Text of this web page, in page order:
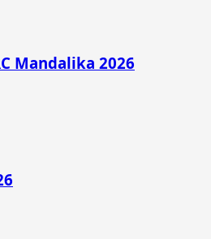
Mandalika 2026